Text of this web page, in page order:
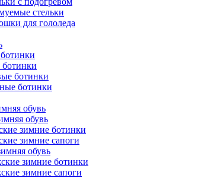
стельки
для гололеда
ботинки
ботинки
обувь
обувь
зимние ботинки
зимние сапоги
обувь
зимние ботинки
зимние сапоги